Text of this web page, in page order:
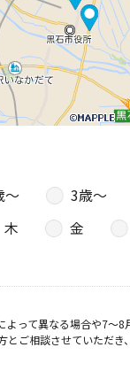
〜 3歳〜
木 金
って異なる場合や7～8
ご相談させていただき